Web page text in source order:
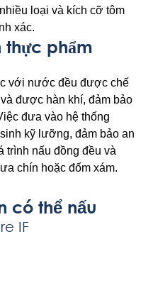
loại và kích cỡ tôm
xác.
thực phẩm
với nước đều được chế
được hàn khí, đảm bảo
đưa vào hệ thống
kỹ lưỡng, đảm bảo an
trình nấu đồng đều và
chín hoặc đốm xám.
có thể nấu
IF